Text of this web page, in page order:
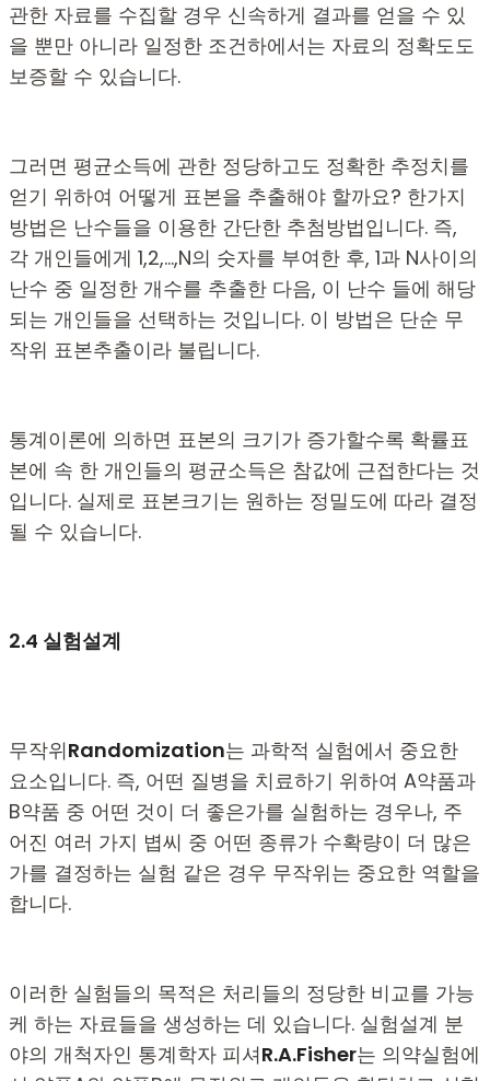
관한 자료를 수집할 경우 신속하게 결과를 얻을 수 있
을 뿐만 아니라 일정한 조건하에서는 자료의 정확도도
보증할 수 있습니다.
그러면 평균소득에 관한 정당하고도 정확한 추정치를
얻기 위하여 어떻게 표본을 추출해야 할까요? 한가지
방법은 난수들을 이용한 간단한 추첨방법입니다. 즉,
각 개인들에게 1,2,…,N의 숫자를 부여한 후, 1과 N사이의
난수 중 일정한 개수를 추출한 다음, 이 난수 들에 해당
되는 개인들을 선택하는 것입니다. 이 방법은 단순 무
작위 표본추출이라 불립니다.
통계이론에 의하면 표본의 크기가 증가할수록 확률표
본에 속 한 개인들의 평균소득은 참값에 근접한다는 것
입니다. 실제로 표본크기는 원하는 정밀도에 따라 결정
될 수 있습니다.
2.4 실험설계
무작위Randomization는 과학적 실험에서 중요한
요소입니다. 즉, 어떤 질병을 치료하기 위하여 A약품과
B약품 중 어떤 것이 더 좋은가를 실험하는 경우나, 주
어진 여러 가지 볍씨 중 어떤 종류가 수확량이 더 많은
가를 결정하는 실험 같은 경우 무작위는 중요한 역할을
합니다.
이러한 실험들의 목적은 처리들의 정당한 비교를 가능
케 하는 자료들을 생성하는 데 있습니다. 실험설계 분
야의 개척자인 통계학자 피셔R.A.Fisher는 의약실험에